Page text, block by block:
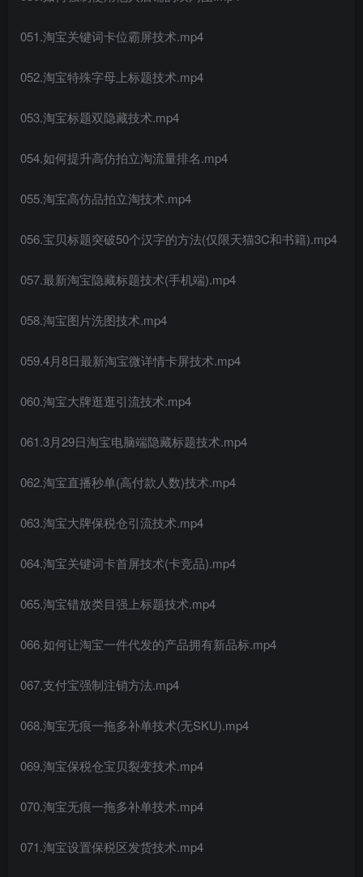
051.淘宝关键词卡位霸屏技术.mp4
052.淘宝特殊字母上标题技术.mp4
053.淘宝标题双隐藏技术.mp4
054.如何提升高仿拍立淘流量排名.mp4
055.淘宝高仿品拍立淘技术.mp4
056.宝贝标题突破50个汉字的方法(仅限天猫3C和书籍).mp4
057.最新淘宝隐藏标题技术(手机端).mp4
058.淘宝图片洗图技术.mp4
059.4月8日最新淘宝微详情卡屏技术.mp4
060.淘宝大牌逛逛引流技术.mp4
061.3月29日淘宝电脑端隐藏标题技术.mp4
062.淘宝直播秒单(高付款人数)技术.mp4
063.淘宝大牌保税仓引流技术.mp4
064.淘宝关键词卡首屏技术(卡竞品).mp4
065.淘宝错放类目强上标题技术.mp4
066.如何让淘宝一件代发的产品拥有新品标.mp4
067.支付宝强制注销方法.mp4
068.淘宝无痕一拖多补单技术(无SKU).mp4
069.淘宝保税仓宝贝裂变技术.mp4
070.淘宝无痕一拖多补单技术.mp4
071.淘宝设置保税区发货技术.mp4